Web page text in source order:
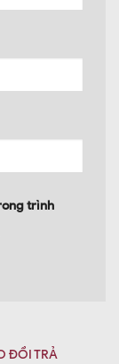
trình
ĐỔI TRẢ